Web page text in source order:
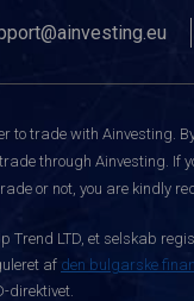
to trade with Ainvesting.
through Ainvesting.
or not, you are kindly
Trend LTD, et selskab
af den bulgarske
direktivet.